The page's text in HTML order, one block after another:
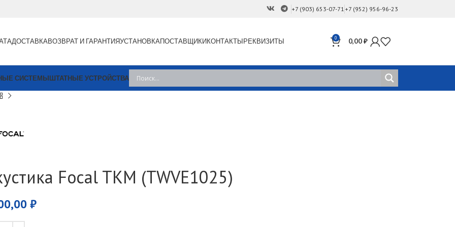
+7 (903) 653-07-71 +7 (952) 956-96-23
ДОСТАВКАВОЗВРАТ И ГАРАНТИЯУСТАНОВКАПОСТАВЩИКИКОНТАКТЫРЕКВИЗИТЫ 0 0,00₽
СИСТЕМЫШТАТНЫЕ УСТРОЙСТВА
Focal TKM (TWVE1025)
₽